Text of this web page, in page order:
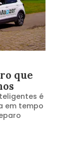
que
é
em tempo